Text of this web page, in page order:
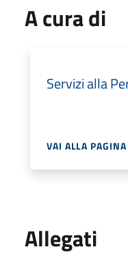
A cura di
Servizi alla
VAI ALLA PAGINA
Allegati